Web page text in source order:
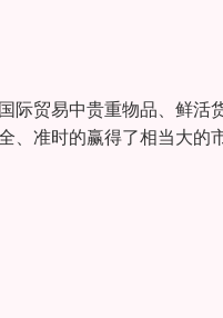
贸易中贵重物品、鲜活
准时的赢得了相当大的